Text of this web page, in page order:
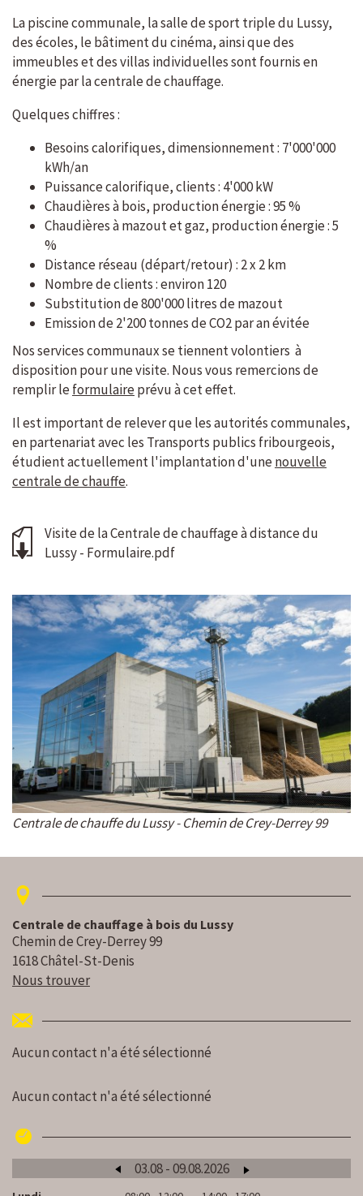
La piscine communale, la salle de sport triple du Lussy,
des écoles, le bâtiment du cinéma, ainsi que des
immeubles et des villas individuelles sont fournis en
énergie par la centrale de chauffage.
Quelques chiffres :
Besoins calorifiques, dimensionnement : 7'000'000
kWh/an
Puissance calorifique, clients : 4'000 kW
Chaudières à bois, production énergie : 95 %
Chaudières à mazout et gaz, production énergie : 5
%
Distance réseau (départ/retour) : 2 x 2 km
Nombre de clients : environ 120
Substitution de 800'000 litres de mazout
Emission de 2'200 tonnes de CO2 par an évitée
Nos services communaux se tiennent volontiers à
disposition pour une visite. Nous vous remercions de
remplir leformulaireprévu à cet effet.
Il est important de relever que les autorités communales,
en partenariat avec les Transports publics fribourgeois,
étudient actuellement l'implantation d'unenouvelle
centrale de chauffe.
Visite de la Centrale de chauffage à distance du
Lussy - Formulaire.pdf
Centrale de chauffe du Lussy - Chemin de Crey-Derrey 99
Centrale de chauffage à bois du Lussy
Chemin de Crey-Derrey 99
1618 Châtel-St-Denis
Nous trouver
Aucun contact n'a été sélectionné
Aucun contact n'a été sélectionné
03.08 - 09.08.2026